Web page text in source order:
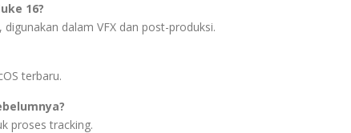
16?
dalam VFX dan post-produksi.
terbaru.
proses tracking.